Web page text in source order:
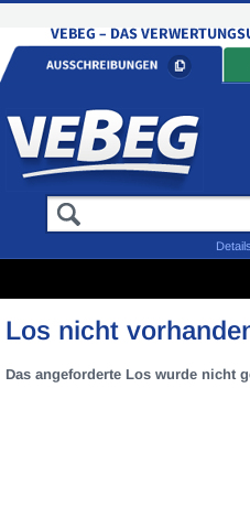
Los nicht
Das angeforderte Los wurde nicht